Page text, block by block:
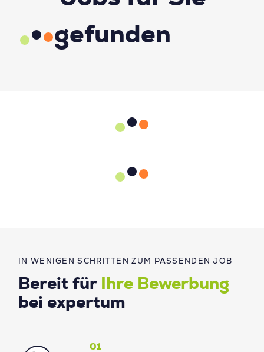
IN WENIGEN SCHRITTEN ZUM PASSENDEN JOB
Bereit für
Ihre Bewerbung
bei expertum
01